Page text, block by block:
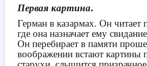
Первая картина.
Герман в казармах. Он читает
где она назначает ему
Он перебирает в памяти
воображении встают картины